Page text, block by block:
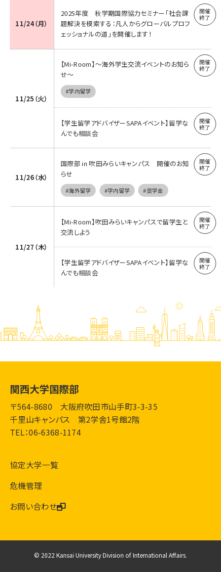
11/24（月）
2025年度 秋学期国際協力セミナー「社会課
題解決を模索する：凡人からグローバルプロフ
ェッショナルの道」を開催します！
11/25（火）
【Mi-Room】～海外学生交流イベントのお知ら
せ～
#学内留学
【学生留学アドバイザーSAPAイベント】留学な
んでも相談会
11/26（水）
国際部 in 吹田みらいキャンパス 開催のお知
らせ
#海外留学 #学内留学 #奨学金
11/27（木）
【Mi-Room】吹田みらいキャンパスで留学生と
交流しよう
【学生留学アドバイザーSAPAイベント】留学な
んでも相談会
関西大学国際部
〒564-8680 大阪府吹田市山手町3-3-35
千里山キャンパス 第2学舎1号館2階
TEL：06-6368-1174
協定大学一覧
危機管理
お問い合わせ
© 2022 Kansai University Division of International Affairs.